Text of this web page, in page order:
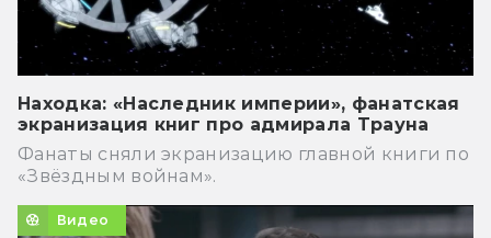
Находка: «Наследник империи», фанатская
экранизация книг про адмирала Трауна
Фанаты сняли экранизацию главной книги по
«Звёздным войнам».
Видео